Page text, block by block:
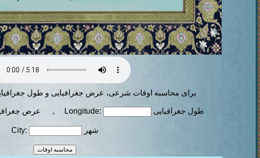
برای محاسبه اوقات شرعی، عرض جغرافیایی و طول
عرض جغرافیایی , Longitude: طول جغرافیایی
City: شهر